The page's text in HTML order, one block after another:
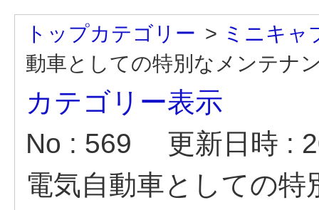
トップカテゴリー > ミニキャ
動車としての特別なメンテナ
カテゴリー表示
No : 569
更新日時 :
電気自動車としての